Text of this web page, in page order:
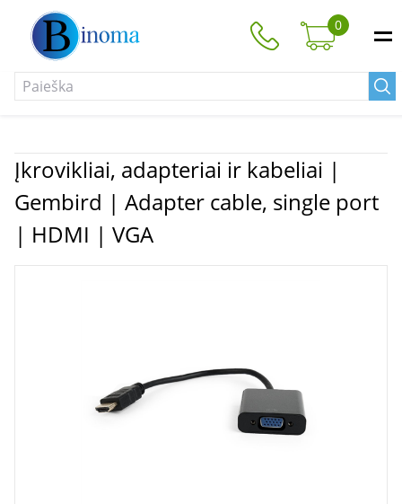
0
Įkrovikliai, adapteriai ir kabeliai |
Gembird | Adapter cable, single port
| HDMI | VGA